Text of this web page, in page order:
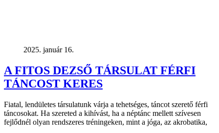
2025. január 16.
A FITOS DEZSŐ TÁRSULAT FÉRFI
TÁNCOST KERES
Fiatal, lendületes társulatunk várja a tehetséges, táncot szerető férfi
táncosokat. Ha szereted a kihívást, ha a néptánc mellett szívesen
fejlődnél olyan rendszeres tréningeken, mint a jóga, az akrobatika,